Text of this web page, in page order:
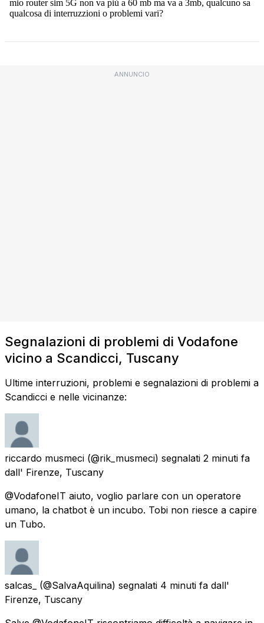
ANNUNCIO
Segnalazioni di problemi di Vodafone
vicino a Scandicci, Tuscany
Ultime interruzioni, problemi e segnalazioni di problemi a
Scandicci e nelle vicinanze:
riccardo musmeci (@rik_musmeci) segnalati 2 minuti fa
dall' Firenze, Tuscany
@VodafoneIT aiuto, voglio parlare con un operatore
umano, la chatbot è un incubo. Tobi non riesce a capire
un Tubo.
salcas_ (@SalvaAquilina) segnalati 4 minuti fa dall'
Firenze, Tuscany